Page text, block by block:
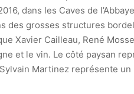
dans les Caves de
des grosses structures
Xavier Cailleau, René
et le vin. Le côté paysan
Martinez représente